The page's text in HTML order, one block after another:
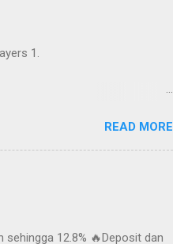
1.
You can either come
Links.
READ MORE
12.8% 🔥Deposit dan